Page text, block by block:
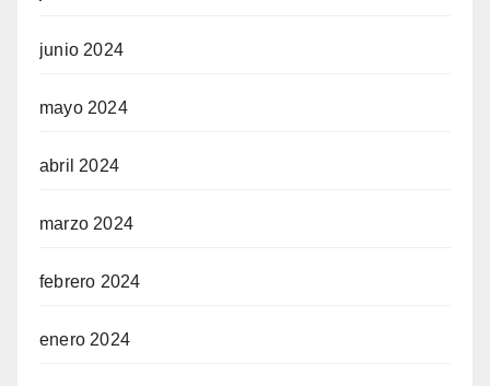
junio 2024
mayo 2024
abril 2024
marzo 2024
febrero 2024
enero 2024